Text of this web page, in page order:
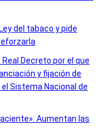
del tabaco y pide
Decreto por el que
y fijación de
Sistema Nacional de
Aumentan las